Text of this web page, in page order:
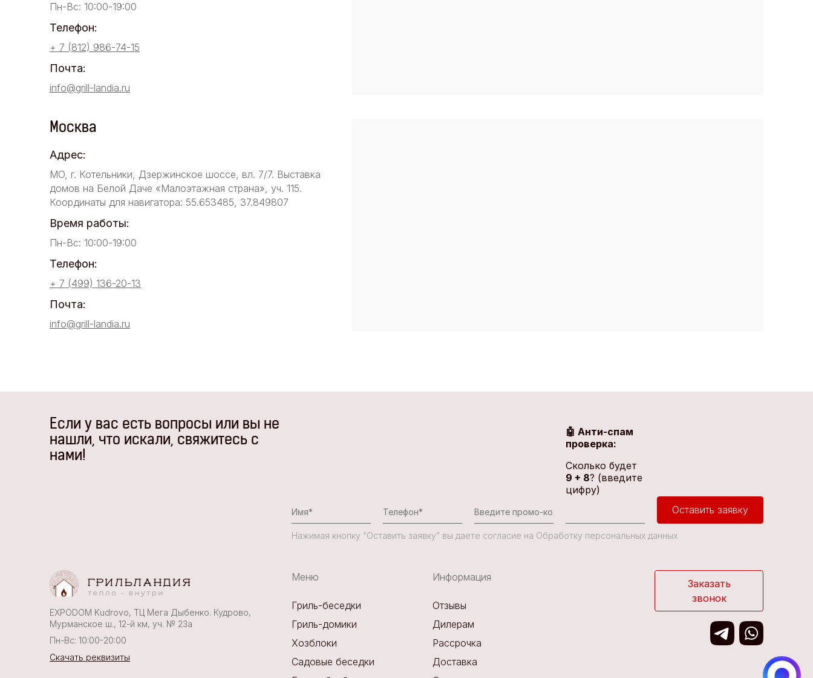
Пн-Вс: 10:00-19:00
Телефон:
+ 7 (812) 986-74-15
Почта:
info@grill-landia.ru
Москва
Адрес:
МО, г. Котельники, Дзержинское шоссе, вл. 7/7. Выставка
домов на Белой Даче «Малоэтажная страна», уч. 115.
Координаты для навигатора: 55.653485, 37.849807
Время работы:
Пн-Вс: 10:00-19:00
Телефон:
+ 7 (499) 136-20-13
Почта:
info@grill-landia.ru
Если у вас есть вопросы или вы не
нашли, что искали, свяжитесь с
нами!
🤖 Анти-спам
проверка:
Сколько будет
9 + 8? (введите
цифру)
Оставить заявку
Нажимая кнопку “Оставить заявку” вы даете согласие на Обработку персональных данных
EXPODOM Kudrovo, ТЦ Мега Дыбенко. Кудрово,
Мурманское ш., 12-й км, уч. № 23а
Пн-Вс: 10:00-20:00
Скачать реквизиты
Меню
Гриль-беседки
Гриль-домики
Хозблоки
Садовые беседки
Информация
Отзывы
Дилерам
Рассрочка
Доставка
Заказать
звонок